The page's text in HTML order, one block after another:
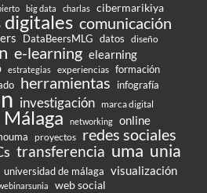
big data charlas cibermarikiya
digitales comunicación
DataBeersMLG datos diseño
e-learning elearning
estrategias experiencias formación
herramientas infografía
investigación marca digital
Málaga networking online
proyectos redes sociales
transferencia uma unia
universidad de málaga visualización
web social